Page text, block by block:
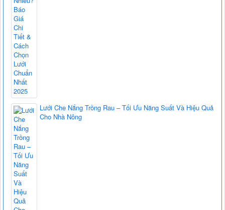
Lưới Che Nắng Trồng Rau – Tối Ưu Năng Suất Và Hiệu Quả
Cho Nhà Nông